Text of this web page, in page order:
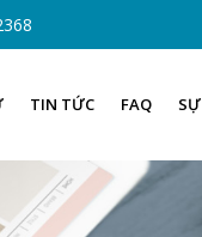
TIN TỨC FAQ